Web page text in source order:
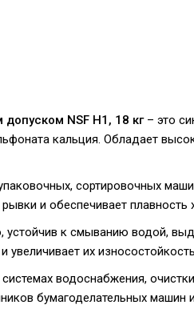
NSF H1, 18 кг– это
кальция. Обладает
сортировочных
и обеспечивает плавность
к смыванию водой,
их износостойкость.
водоснабжения,
бумагоделательных машин и